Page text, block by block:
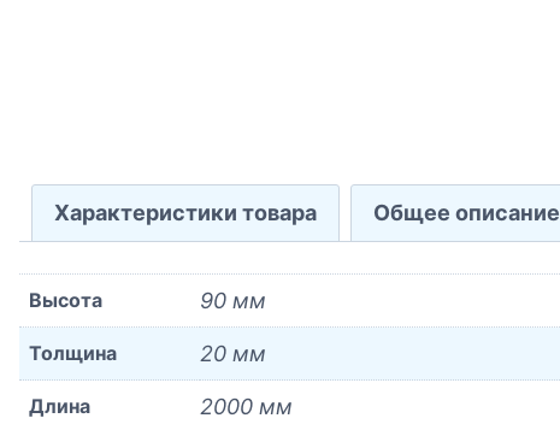
Характеристики товара Общее описание
Высота 90 мм
Толщина 20 мм
Длина 2000 мм